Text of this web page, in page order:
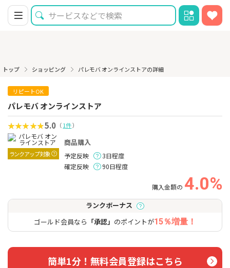
トップ ショッピング パレモバ オンラインストアの詳細
リピートOK
パレモバ オンラインストア
5.0 （1件）
ランクアップ対象
商品購入
予定反映
3日程度
確定反映
90日程度
購入金額の 4.0%
ランクボーナス
ゴールド会員なら 「承認」 のポイントが15％増量！
簡単1分！無料会員登録はこちら